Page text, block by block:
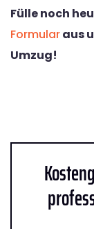
Fülle noch
Formularaus
Umzug!